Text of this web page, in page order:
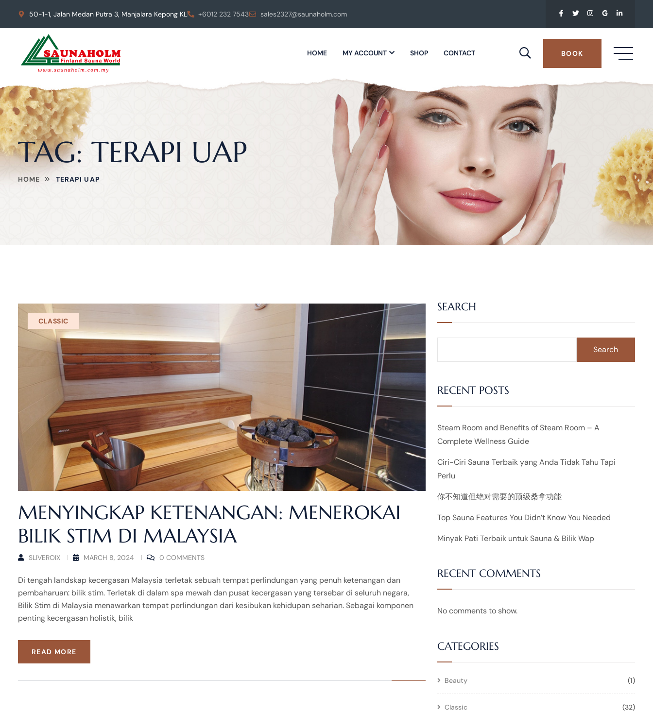
50-1-1, Jalan Medan Putra 3, Manjalara Kepong KL +6012 232 7543 sales2327@saunaholm.com
HOME MY ACCOUNT SHOP CONTACT BOOK
TAG: TERAPI UAP
HOME TERAPI UAP
CLASSIC
MENYINGKAP KETENANGAN: MENEROKAI
BILIK STIM DI MALAYSIA
SLIVEROIX MARCH 8, 2024 0 COMMENTS
Di tengah landskap kecergasan Malaysia terletak sebuah tempat perlindungan yang penuh ketenangan dan
pembaharuan: bilik stim. Terletak di dalam spa mewah dan pusat kecergasan yang tersebar di seluruh negara,
Bilik Stim di Malaysia menawarkan tempat perlindungan dari kesibukan kehidupan seharian. Sebagai komponen
penting kecergasan holistik, bilik
READ MORE
SEARCH
Search
RECENT POSTS
Steam Room and Benefits of Steam Room – A
Complete Wellness Guide
Ciri-Ciri Sauna Terbaik yang Anda Tidak Tahu Tapi
Perlu
你不知道但绝对需要的顶级桑拿功能
Top Sauna Features You Didn’t Know You Needed
Minyak Pati Terbaik untuk Sauna & Bilik Wap
RECENT COMMENTS
No comments to show.
CATEGORIES
Beauty (1)
Classic (32)